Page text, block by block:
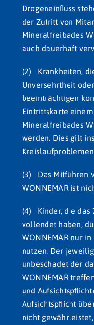
Drogeneinﬂuss
der Zutritt von
Mineralfreibades
auch dauerhaft
(2) Krankheiten,
Unversehrtheit
beeinträchtigen
Eintrittskarte
Mineralfreibades
werden. Dies gilt
(3) Das Mitführen
WONNEMAR ist
(4) Kinder, die das
vollendet haben,
WONNEMAR nur
nutzen. Der
unbeschadet der
WONNEMAR
und
Aufsichtspﬂicht
nicht